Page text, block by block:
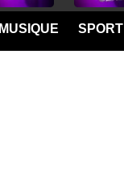
MUSIQUE SPORT